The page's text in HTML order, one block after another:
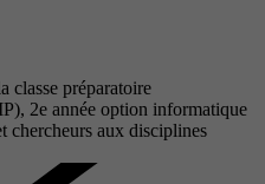
classe préparatoire
2e année option informatique
chercheurs aux disciplines